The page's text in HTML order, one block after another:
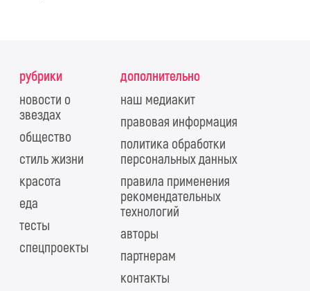
рубрики
новости о
звездах
общество
стиль жизни
красота
еда
тесты
спецпроекты
дополнительно
наш медиакит
правовая информация
политика обработки
персональных данных
правила применения
рекомендательных
технологий
авторы
партнерам
контакты